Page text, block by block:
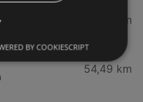
44,48 km
54,49 km
BY COOKIESCRIPT